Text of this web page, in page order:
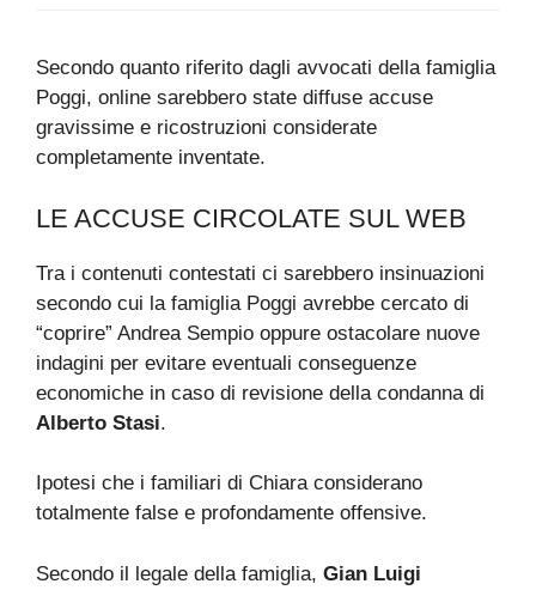
Secondo quanto riferito dagli avvocati della famiglia
Poggi, online sarebbero state diffuse accuse
gravissime e ricostruzioni considerate
completamente inventate.
LE ACCUSE CIRCOLATE SUL WEB
Tra i contenuti contestati ci sarebbero insinuazioni
secondo cui la famiglia Poggi avrebbe cercato di
“coprire” Andrea Sempio oppure ostacolare nuove
indagini per evitare eventuali conseguenze
economiche in caso di revisione della condanna di
Alberto Stasi.
Ipotesi che i familiari di Chiara considerano
totalmente false e profondamente offensive.
Secondo il legale della famiglia, Gian Luigi